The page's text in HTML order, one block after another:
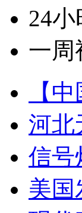
24
一周
【
河北
信号
美国